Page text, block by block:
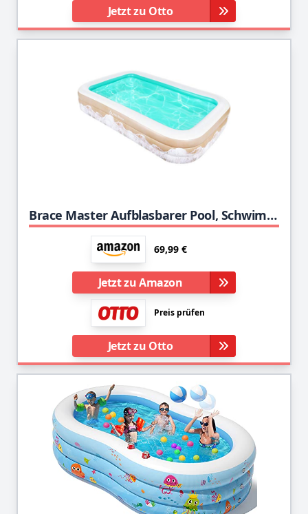
Jetzt zu Otto
Brace Master Aufblasbarer Pool, Schwimmbad, Planschbecken Groß, 241cm x 142cm x 56cm, Pool Rechteckig für Kinder, Erwachsene, Babys, Outdoor, Garten, Grün
69,99 €
Jetzt zu Amazon
Preis prüfen
Jetzt zu Otto